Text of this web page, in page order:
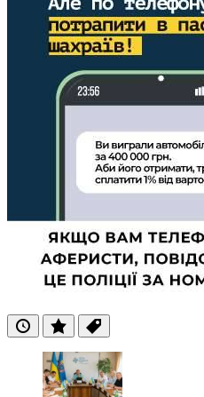
ОстанніПопулярні
Теги